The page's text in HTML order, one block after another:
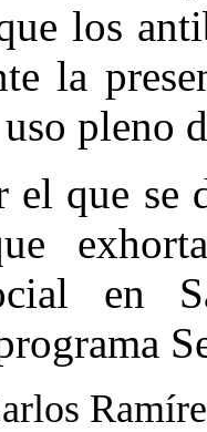
los
la
pleno
el que se
en